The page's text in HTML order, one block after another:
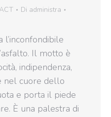
Di administra
l’inconfondibile
Il motto è
indipendenza,
nel cuore dello
e porta il piede
È una palestra di